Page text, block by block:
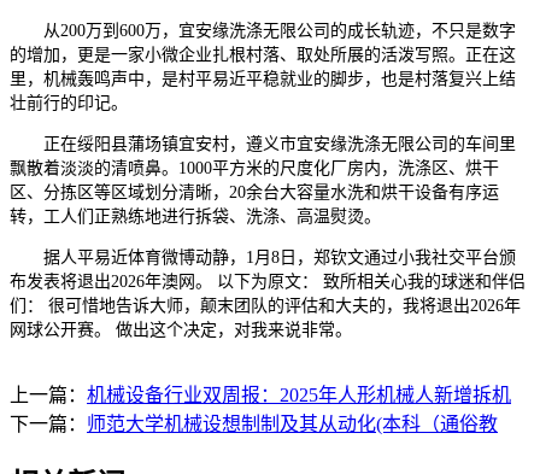
从200万到600万，宜安缘洗涤无限公司的成长轨迹，不只是数字
的增加，更是一家小微企业扎根村落、取处所展的活泼写照。正在这
里，机械轰鸣声中，是村平易近平稳就业的脚步，也是村落复兴上结
壮前行的印记。
正在绥阳县蒲场镇宜安村，遵义市宜安缘洗涤无限公司的车间里
飘散着淡淡的清喷鼻。1000平方米的尺度化厂房内，洗涤区、烘干
区、分拣区等区域划分清晰，20余台大容量水洗和烘干设备有序运
转，工人们正熟练地进行拆袋、洗涤、高温熨烫。
据人平易近体育微博动静，1月8日，郑钦文通过小我社交平台颁
布发表将退出2026年澳网。 以下为原文： 致所相关心我的球迷和伴侣
们： 很可惜地告诉大师，颠末团队的评估和大夫的，我将退出2026年
网球公开赛。 做出这个决定，对我来说非常。
上一篇： 机械设备行业双周报：2025年人形机械人新增拆机
下一篇： 师范大学机械设想制制及其从动化(本科（通俗教